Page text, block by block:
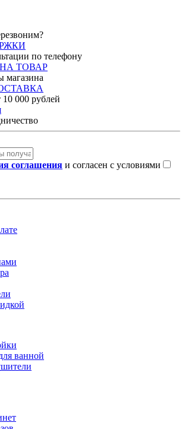
по телефону
НА ТОВАР
магазина
10 000 рублей
соглашения и согласен с условиями
ванной